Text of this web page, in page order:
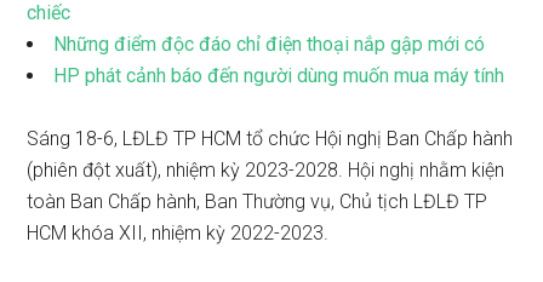
chiếc
Những điểm độc đáo chỉ điện thoại nắp gập mới có
HP phát cảnh báo đến người dùng muốn mua máy tính
Sáng 18-6, LĐLĐ TP HCM tổ chức Hội nghị Ban Chấp hành
(phiên đột xuất), nhiệm kỳ 2023-2028. Hội nghị nhằm kiện
toàn Ban Chấp hành, Ban Thường vụ, Chủ tịch LĐLĐ TP
HCM khóa XII, nhiệm kỳ 2022-2023.